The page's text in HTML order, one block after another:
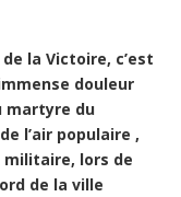
la Victoire, c’est
douleur
martyre du
l’air populaire ,
lors de
de la ville